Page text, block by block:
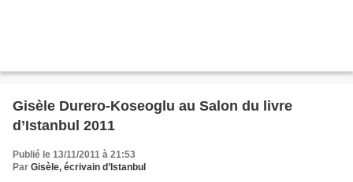
Gisèle Durero-Koseoglu au Salon du livre
d’Istanbul 2011
Publié le 13/11/2011 à 21:53
Par Gisèle, écrivain d’Istanbul